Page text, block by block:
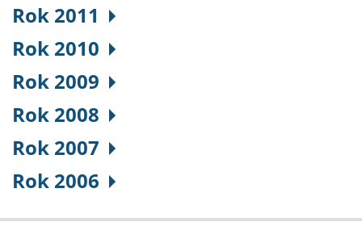
Rok 2011
Rok 2010
Rok 2009
Rok 2008
Rok 2007
Rok 2006